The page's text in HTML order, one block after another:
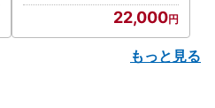
22,000
もっと見る